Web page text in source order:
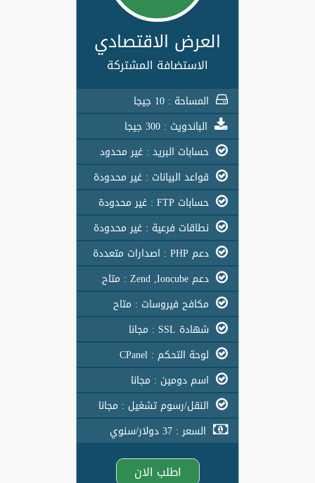
العرض الاقتصادي
الاستضافة المشتركة
المساحة : 10 جيجا
الباندويث : 300 جيجا
حسابات البريد : غير محدود
قواعد البيانات : غير محدودة
حسابات FTP : غير محدودة
نطاقات فرعية : غير محدودة
دعم PHP : اصدارات متعددة
دعم Zend ,Ioncube : متاح
مكافح فيروسات : متاح
شهادة SSL : مجانا
لوحة التحكم : CPanel
اسم دومين : مجانا
النقل/رسوم تشغيل : مجانا
السعر : 37 دولار/سنوي
اطلب الان